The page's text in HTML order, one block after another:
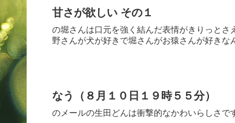
甘さが欲しい その１
の堀さんは口元を強く結んだ表情がきりっと
野さんが犬が好きで堀さんがお猿さんが好きな
なう（８月１０日１９時５５分）
のメールの生田どんは衝撃的なかわいらしさで